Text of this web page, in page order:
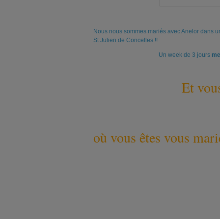
Nous nous sommes mariés avec Anelor dans
St Julien de Concelles !!
Un week de 3 jours
Et
où vous êtes vous